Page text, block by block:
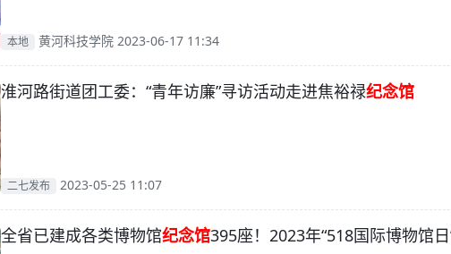
本地 黄河科技学院 2023-06-17 11:34
淮河路街道团工委：“青年访廉”寻访活动走进焦裕禄纪念馆
二七发布 2023-05-25 11:07
全省已建成各类博物馆纪念馆395座！2023年“518国际博物馆